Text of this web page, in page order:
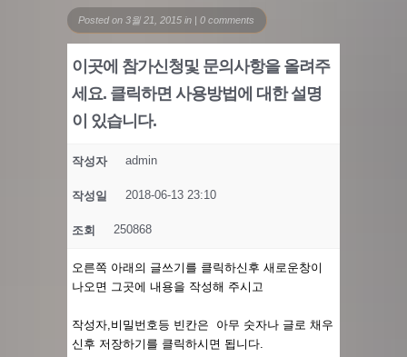
Posted on 3월 21, 2015 in | 0 comments
이곳에 참가신청및 문의사항을 올려주
세요. 클릭하면 사용방법에 대한 설명
이 있습니다.
작성자 admin
작성일 2018-06-13 23:10
조회 250868
오른쪽 아래의 글쓰기를 클릭하신후 새로운창이
나오면 그곳에 내용을 작성해 주시고
작성자,비밀번호등 빈칸은 아무 숫자나 글로 채우
신후 저장하기를 클릭하시면 됩니다.